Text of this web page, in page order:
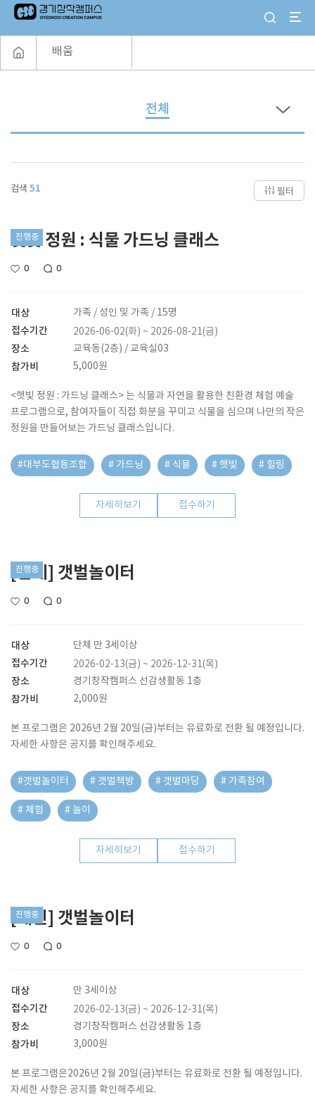
배움
전체
검색 51 필터
진행중
햇빛 정원 : 식물 가드닝 클래스
0 0
대상 가족 / 성인 및 가족 / 15명
접수기간 2026-06-02(화) ~ 2026-08-21(금)
장소 교육동(2층) / 교육실03
참가비 5,000원
<햇빛 정원 : 가드닝 클래스> 는 식물과 자연을 활용한 친환경 체험 예술
프로그램으로, 참여자들이 직접 화분을 꾸미고 식물을 심으며 나만의 작은
정원을 만들어보는 가드닝 클래스입니다.
#대부도협동조합 # 가드닝 # 식물 # 햇빛 # 힐링
자세히보기 접수하기
진행중
[단체] 갯벌놀이터
0 0
대상 단체 만 3세이상
접수기간 2026-02-13(금) ~ 2026-12-31(목)
장소 경기창작캠퍼스 선감생활동 1층
참가비 2,000원
본 프로그램은 2026년 2월 20일(금)부터는 유료화로 전환 될 예정입니다.
자세한 사항은 공지를 확인해주세요.
#갯벌놀이터 # 갯벌책방 # 갯벌마당 # 가족참여
# 체험 # 놀이
자세히보기 접수하기
진행중
[개인] 갯벌놀이터
0 0
대상 만 3세이상
접수기간 2026-02-13(금) ~ 2026-12-31(목)
장소 경기창작캠퍼스 선감생활동 1층
참가비 3,000원
본 프로그램은2026년 2월 20일(금)부터는 유료화로 전환 될 예정입니다.
자세한 사항은 공지를 확인해주세요.